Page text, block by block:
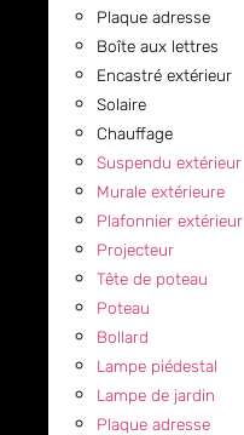
Plaque adresse
Boîte aux lettres
Encastré extérieur
Solaire
Chauffage
Suspendu extérieur
Murale extérieure
Plafonnier extérieur
Projecteur
Tête de poteau
Poteau
Bollard
Lampe piédestal
Lampe de jardin
Plaque adresse